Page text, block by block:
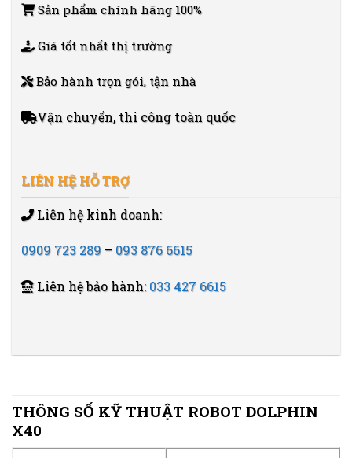
Sản phẩm chính hãng 100%
Giá tốt nhất thị trường
Bảo hành trọn gói, tận nhà
Vận chuyển, thi công toàn quốc
LIÊN HỆ HỖ TRỢ
Liên hệ kinh doanh:
0909 723 289 – 093 876 6615
Liên hệ bảo hành:033 427 6615
THÔNG SỐ KỸ THUẬT ROBOT DOLPHIN
X40